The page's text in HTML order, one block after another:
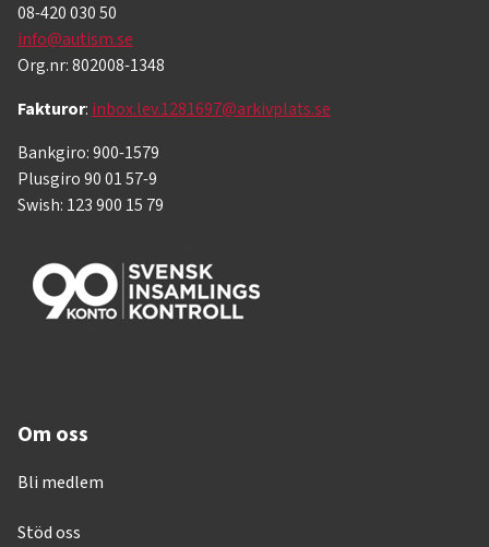
08-420 030 50
info@autism.se
Org.nr: 802008-1348
Fakturor: inbox.lev.1281697@arkivplats.se
Bankgiro: 900-1579
Plusgiro 90 01 57-9
Swish: 123 900 15 79
Om oss
Bli medlem
Stöd oss